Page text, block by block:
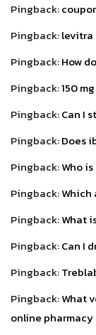
Pingback:
Pingback:levitra
Pingback:How
Pingback:150
Pingback:Can I
Pingback:Does
Pingback:Who
Pingback:
Pingback:What
Pingback:Can I
Pingback:
Pingback:What
online pharmacy